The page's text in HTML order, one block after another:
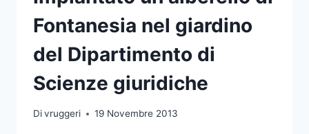
Fontanesia nel giardino
del Dipartimento di
Scienze giuridiche
Divruggeri 19 Novembre 2013